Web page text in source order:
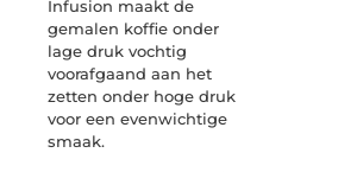
Infusion maakt de
gemalen koffie onder
lage druk vochtig
voorafgaand aan het
zetten onder hoge druk
voor een evenwichtige
smaak.